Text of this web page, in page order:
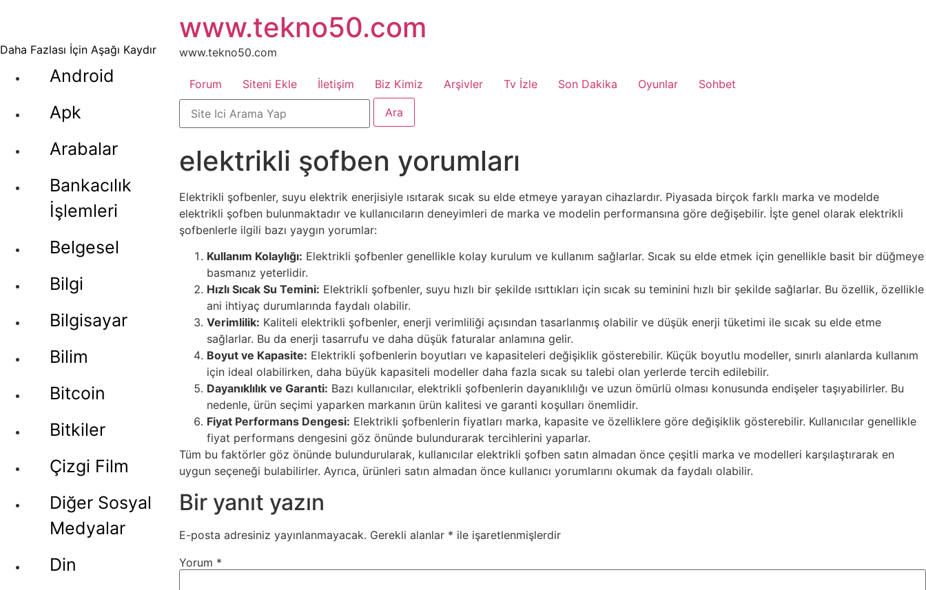
Daha Fazlası İçin Aşağı Kaydır
Android
Apk
Arabalar
Bankacılık
İşlemleri
Belgesel
Bilgi
Bilgisayar
Bilim
Bitcoin
Bitkiler
Çizgi Film
Diğer Sosyal
Medyalar
Din
atla
www.tekno50.com
www.tekno50.com
Forum Siteni Ekle İletişim Biz Kimiz Arşivler Tv İzle Son Dakika Oyunlar Sohbet
elektrikli şofben yorumları
Elektrikli şofbenler, suyu elektrik enerjisiyle ısıtarak sıcak su elde etmeye yarayan cihazlardır. Piyasada birçok farklı marka ve modelde
elektrikli şofben bulunmaktadır ve kullanıcıların deneyimleri de marka ve modelin performansına göre değişebilir. İşte genel olarak elektrikli
şofbenlerle ilgili bazı yaygın yorumlar:
Kullanım Kolaylığı: Elektrikli şofbenler genellikle kolay kurulum ve kullanım sağlarlar. Sıcak su elde etmek için genellikle basit bir düğmeye
basmanız yeterlidir.
Hızlı Sıcak Su Temini: Elektrikli şofbenler, suyu hızlı bir şekilde ısıttıkları için sıcak su teminini hızlı bir şekilde sağlarlar. Bu özellik, özellikle
ani ihtiyaç durumlarında faydalı olabilir.
Verimlilik: Kaliteli elektrikli şofbenler, enerji verimliliği açısından tasarlanmış olabilir ve düşük enerji tüketimi ile sıcak su elde etme
sağlarlar. Bu da enerji tasarrufu ve daha düşük faturalar anlamına gelir.
Boyut ve Kapasite: Elektrikli şofbenlerin boyutları ve kapasiteleri değişiklik gösterebilir. Küçük boyutlu modeller, sınırlı alanlarda kullanım
için ideal olabilirken, daha büyük kapasiteli modeller daha fazla sıcak su talebi olan yerlerde tercih edilebilir.
Dayanıklılık ve Garanti: Bazı kullanıcılar, elektrikli şofbenlerin dayanıklılığı ve uzun ömürlü olması konusunda endişeler taşıyabilirler. Bu
nedenle, ürün seçimi yaparken markanın ürün kalitesi ve garanti koşulları önemlidir.
Fiyat Performans Dengesi: Elektrikli şofbenlerin fiyatları marka, kapasite ve özelliklere göre değişiklik gösterebilir. Kullanıcılar genellikle
fiyat performans dengesini göz önünde bulundurarak tercihlerini yaparlar.
Tüm bu faktörler göz önünde bulundurularak, kullanıcılar elektrikli şofben satın almadan önce çeşitli marka ve modelleri karşılaştırarak en
uygun seçeneği bulabilirler. Ayrıca, ürünleri satın almadan önce kullanıcı yorumlarını okumak da faydalı olabilir.
Bir yanıt yazın
E-posta adresiniz yayınlanmayacak. Gerekli alanlar * ile işaretlenmişlerdir
Yorum *